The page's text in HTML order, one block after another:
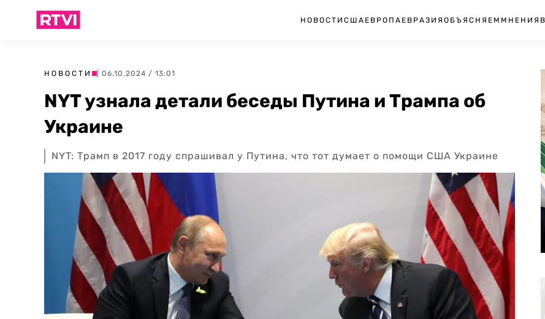
НОВОСТИ США ЕВРОПА ЕВРАЗИЯ ОБЪЯСНЯЕМ МНЕНИЯ
НОВОСТИ | 06.10.2024 / 13:01
NYT узнала детали беседы Путина и Трампа об
Украине
NYT: Трамп в 2017 году спрашивал у Путина, что тот думает о помощи США Украине